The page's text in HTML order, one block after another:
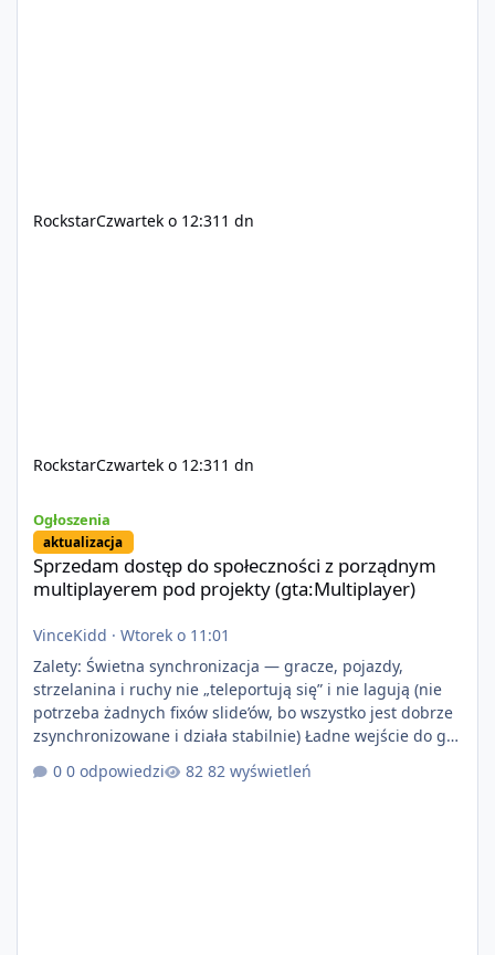
RockstarCzwartek o 12:31 1 dn
RockstarCzwartek o 12:31 1 dn
Ogłoszenia
aktualizacja
Sprzedam dostęp do społeczności z porządnym
multiplayerem pod projekty (gta:Multiplayer)
VinceKidd · Wtorek o 11:01
Zalety: Świetna synchronizacja — gracze, pojazdy,
strzelanina i ruchy nie „teleportują się” i nie lagują (nie
potrzeba żadnych fixów slide’ów, bo wszystko jest dobrze
zsynchronizowane i działa stabilnie) Ładne wejście do gry
+ solidny antycheat na poziomie multiplayera Wygodne
pisanie własnych modów i skryptów (wsparcie C# / JS /
0 odpowiedzi 82 wyświetleń